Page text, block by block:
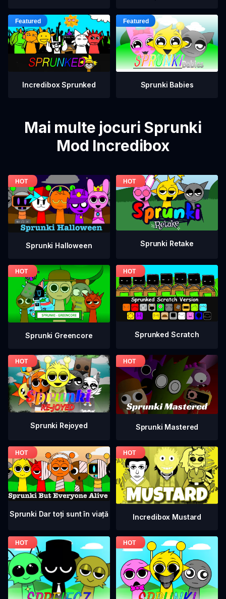
Incredibox Sprunked Sprunki Babies
Mai multe jocuri Sprunki
Mod Incredibox
Sprunki Halloween Sprunki Retake
Sprunki Greencore Sprunked Scratch
Sprunki Rejoyed Sprunki Mastered
Sprunki Dar toți sunt în viață Incredibox Mustard